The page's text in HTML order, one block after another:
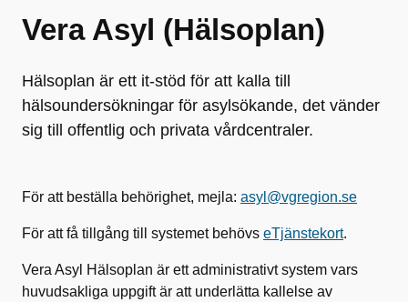
Vera Asyl (Hälsoplan)
Hälsoplan är ett it-stöd för att kalla till
hälsoundersökningar för asylsökande, det vänder
sig till offentlig och privata vårdcentraler.
För att beställa behörighet, mejla: asyl@vgregion.se
För att få tillgång till systemet behövs eTjänstekort.
Vera Asyl Hälsoplan är ett administrativt system vars
huvudsakliga uppgift är att underlätta kallelse av